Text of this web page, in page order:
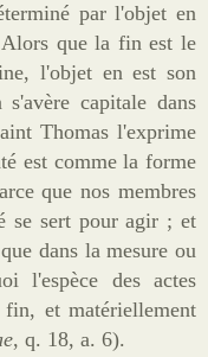
par l'objet en
que la fin est le
l'objet en est son
capitale dans
Thomas l'exprime
est comme la forme
que nos membres
se sert pour agir ; et
dans la mesure ou
l'espèce des actes
et matériellement
, q. 18, a. 6).